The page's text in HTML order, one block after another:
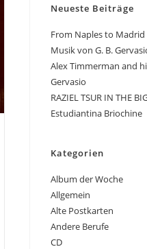
Neueste Beiträge
From Naples to
Musik von G. B.
Alex Timmerman and
Gervasio
RAZIEL TSUR IN THE
Estudiantina Briochine
Kategorien
Album der Woche
Allgemein
Alte Postkarten
Andere Berufe
CD